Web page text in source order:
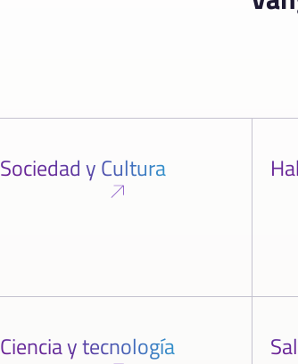
Sociedad y Cultura
Ciencia y tecnología